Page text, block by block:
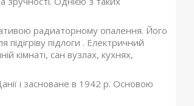
радиаторному опалення. Його
підлоги . Електричний
кімнаті, сан вузлах, кухнях,
і засноване в 1942 р. Основою